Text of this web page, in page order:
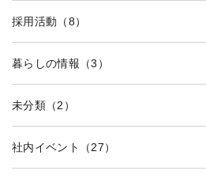
採用活動 （8）
暮らしの情報 （3）
未分類 （2）
社内イベント （27）